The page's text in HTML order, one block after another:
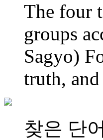
The four
groups
Sagyo)
truth,
찾은 단